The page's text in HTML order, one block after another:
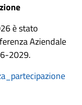
è stato
Aziendale
2029.